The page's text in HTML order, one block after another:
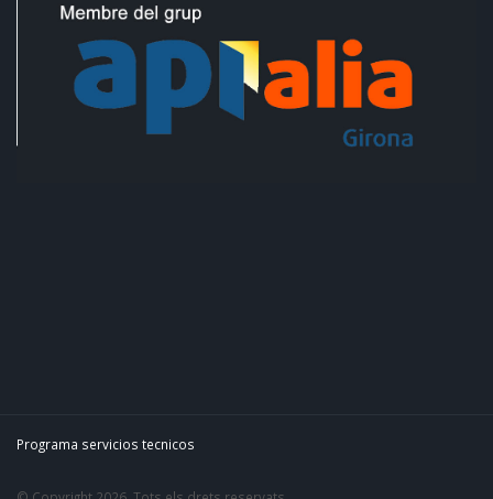
Programa servicios tecnicos